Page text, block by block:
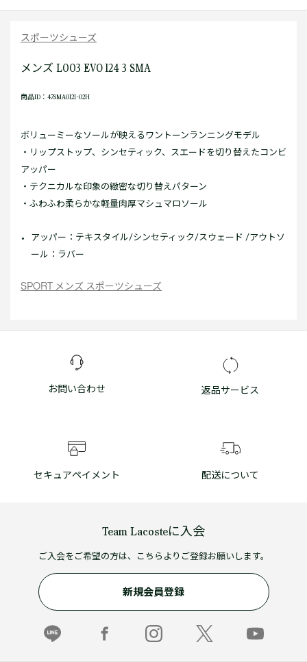
スポーツシューズ
メンズ L003 EVO 124 3 SMA
商品ID：47SMA0121-02H
ボリューミーなソールが映えるワントーンランニングモデル
・リップストップ、シンセティック、スエードを切り替えたコンビ
アッパー
・テクニカルな印象の緻密な切り替えパターン
・ふわふわ柔らかな軽量肉厚マシュマロソール
アッパー：テキスタイル/シンセティック/スウェード /アウトソ
ール：ラバー
SPORT メンズ スポーツシューズ
お問い合わせ 返品サービス
セキュアペイメント 配送について
Team Lacosteに入会
ご入会をご希望の方は、こちらよりご登録お願いします。
新規会員登録